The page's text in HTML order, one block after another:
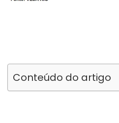
Conteúdo do artigo